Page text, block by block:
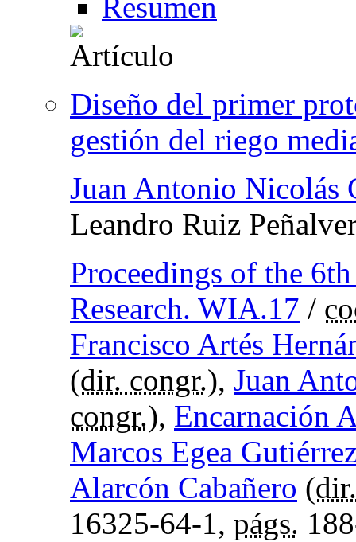
Resumen
Diseño del primer
gestión del riego
Juan Antonio Nicolás
Leandro Ruiz
Proceedings of the
Research. WIA.17 /
Francisco Artés
(dir. congr.), Juan
congr.), Encarnación
Marcos Egea
Alarcón Cabañero (
16325-64-1, págs.